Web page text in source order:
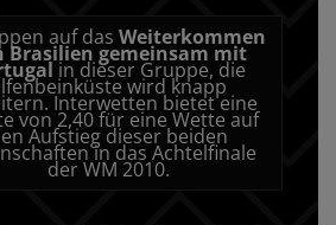
auf das Weiterkommen
Brasilien gemeinsam mit
in dieser Gruppe, die
wird knapp
Interwetten bietet eine
von 2,40 für eine Wette auf
Aufstieg dieser beiden
in das Achtelfinale
der WM 2010.